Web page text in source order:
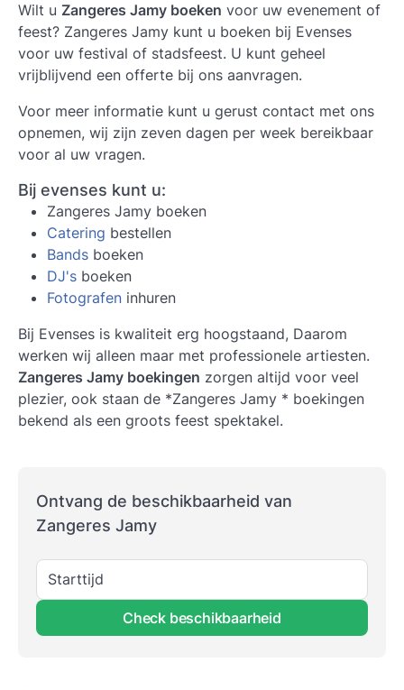
Wilt u Zangeres Jamy boeken voor uw evenement of
feest? Zangeres Jamy kunt u boeken bij Evenses
voor uw festival of stadsfeest. U kunt geheel
vrijblijvend een offerte bij ons aanvragen.
Voor meer informatie kunt u gerust contact met ons
opnemen, wij zijn zeven dagen per week bereikbaar
voor al uw vragen.
Bij evenses kunt u:
Zangeres Jamy boeken
Catering bestellen
Bands boeken
DJ's boeken
Fotografen inhuren
Bij Evenses is kwaliteit erg hoogstaand, Daarom
werken wij alleen maar met professionele artiesten.
Zangeres Jamy boekingen zorgen altijd voor veel
plezier, ook staan de *Zangeres Jamy * boekingen
bekend als een groots feest spektakel.
Ontvang de beschikbaarheid van
Zangeres Jamy
Starttijd
Check beschikbaarheid